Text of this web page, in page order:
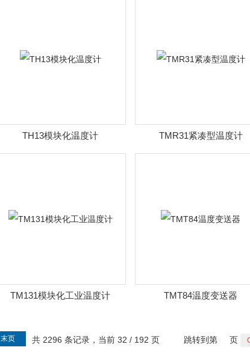
TH13模块化温度计 TMR31紧凑型温度计
TM131模块化工业温度计 TMT84温度变送器
共 2296 条记录，当前 32 / 192 页
末页 跳转到第 页